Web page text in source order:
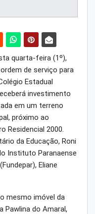
quarta-feira (1º),
de serviço para
Estadual
investimento
em um terreno
próximo ao
Residencial 2000.
da Educação, Roni
Instituto Paranaense
Eliane
mesmo imóvel da
Pawlina do Amaral,